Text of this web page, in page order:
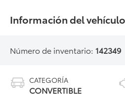
Información del vehículo
Número de inventario: 142349
CATEGORÍA
CONVERTIBLE